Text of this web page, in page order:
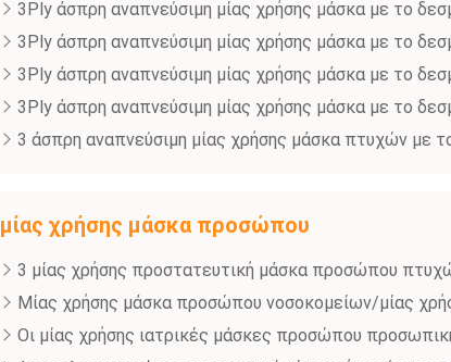
3Ply άσπρη αναπνεύσιμη μίας χρήσης μάσκα με το
3Ply άσπρη αναπνεύσιμη μίας χρήσης μάσκα με το
3Ply άσπρη αναπνεύσιμη μίας χρήσης μάσκα με το
3Ply άσπρη αναπνεύσιμη μίας χρήσης μάσκα με το
3 άσπρη αναπνεύσιμη μίας χρήσης μάσκα πτυχών με
μίας χρήσης μάσκα προσώπου
3 μίας χρήσης προστατευτική μάσκα προσώπου
Μίας χρήσης μάσκα προσώπου νοσοκομείων/μίας
Οι μίας χρήσης ιατρικές μάσκες προσώπου